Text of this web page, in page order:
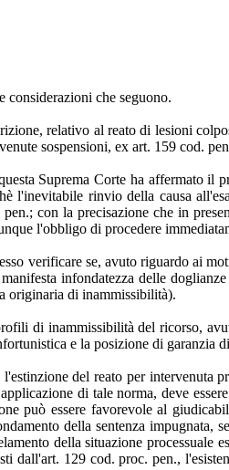
considerazioni che seguono.
relativo al reato di lesioni
sospensioni, ex art. 159 cod.
Suprema Corte ha affermato
l'inevitabile rinvio della causa
con la precisazione che in
l'obbligo di procedere
verificare se, avuto riguardo ai
infondatezza delle
originaria di inammissibilità).
di inammissibilità del ricorso,
e la posizione di garanzia
l'estinzione del reato per
di tale norma, deve
può essere favorevole al
della sentenza
della situazione processuale
dall'art. 129 cod. proc. pen.,